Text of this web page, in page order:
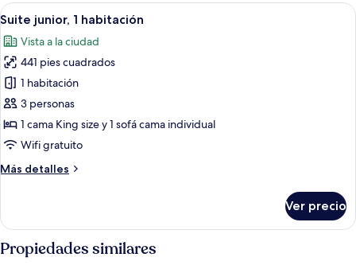
camas
individuales
Abrir
todas
las
fotos
de
Suite
junior,
1
habitación
Minibar, caja de seguridad en la
7
Suite junior, 1 habitación
Vista a la ciudad
441 pies cuadrados
1 habitación
3 personas
1 cama King size y 1 sofá cama individual
Wifi gratuito
Más detalles
Más
junior,
habitación
Ver precio
Propiedades similares